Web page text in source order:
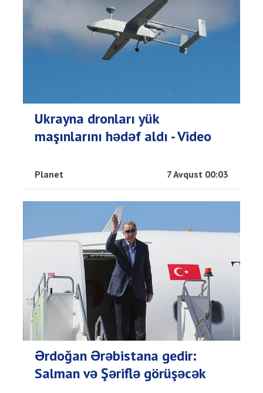
Ukrayna dronları yük
maşınlarını hədəf aldı - Video
Planet 7 Avqust 00:03
Ərdoğan Ərəbistana gedir:
Salman və Şəriflə görüşəcək